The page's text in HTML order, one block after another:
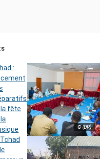
© (DR)
:
fête